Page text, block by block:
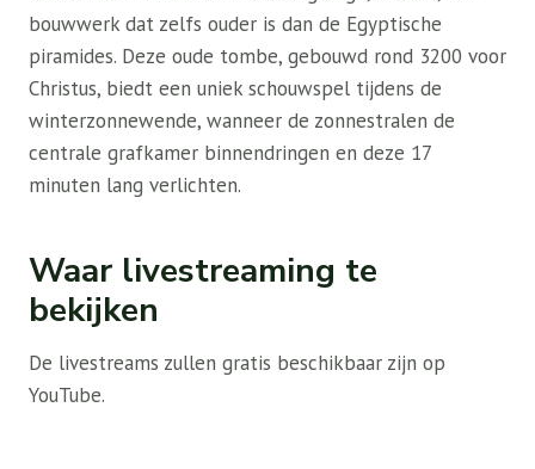
bouwwerk dat zelfs ouder is dan de Egyptische
piramides. Deze oude tombe, gebouwd rond 3200 voor
Christus, biedt een uniek schouwspel tijdens de
winterzonnewende, wanneer de zonnestralen de
centrale grafkamer binnendringen en deze 17
minuten lang verlichten.
Waar livestreaming te
bekijken
De livestreams zullen gratis beschikbaar zijn op
YouTube.